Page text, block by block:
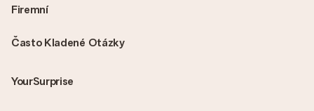
Často Kladené Otázky
YourSurprise
Firemní